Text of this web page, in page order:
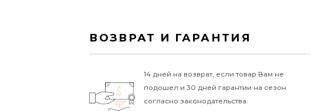
ВОЗВРАТ И ГАРАНТИЯ
14 дней на возврат, если товар Вам не
подошел и 30 дней гарантии на сезон
согласно законодательства.